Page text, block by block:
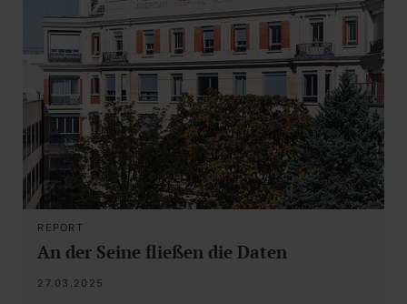
REPORT
An der Seine fließen die Daten
27.03.2025